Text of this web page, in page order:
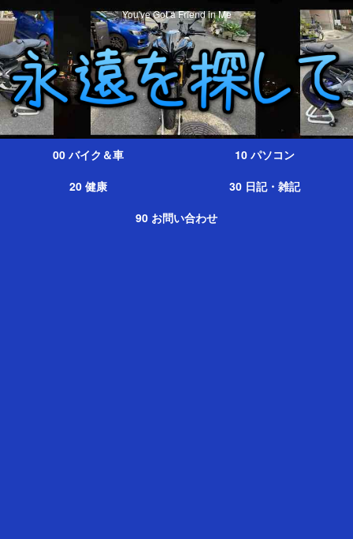
You've Got a Friend in Me
00 バイク＆車
10 パソコン
20 健康
30 日記・雑記
90 お問い合わせ